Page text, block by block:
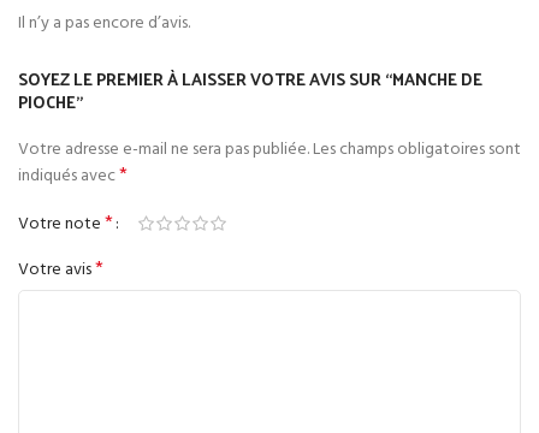
Il n’y a pas encore d’avis.
SOYEZ LE PREMIER À LAISSER VOTRE AVIS SUR “MANCHE DE
PIOCHE”
Votre adresse e-mail ne sera pas publiée.Les champs obligatoires sont
indiqués avec*
Votre note*
Votre avis*